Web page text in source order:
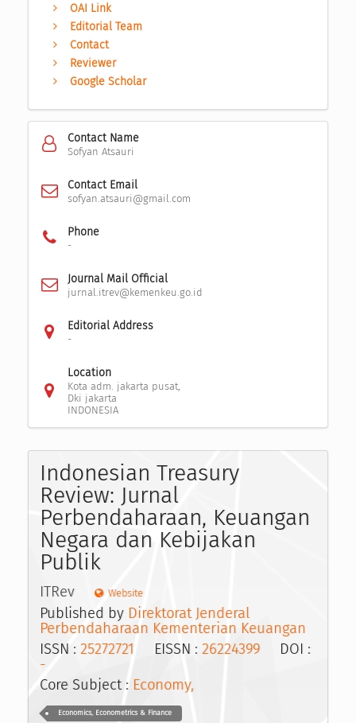
OAI Link
Editorial Team
Contact
Reviewer
Google Scholar
Contact Name
Sofyan Atsauri
Contact Email
sofyan.atsauri@gmail.com
Phone
-
Journal Mail Official
jurnal.itrev@kemenkeu.go.id
Editorial Address
-
Location
Kota adm. jakarta pusat,
Dki jakarta
INDONESIA
Indonesian Treasury
Review: Jurnal
Perbendaharaan, Keuangan
Negara dan Kebijakan
Publik
ITRev Website
Published by Direktorat Jenderal
Perbendaharaan Kementerian Keuangan
ISSN : 25272721 EISSN : 26224399 DOI :
-
Core Subject : Economy,
Economics, Econometrics & Finance